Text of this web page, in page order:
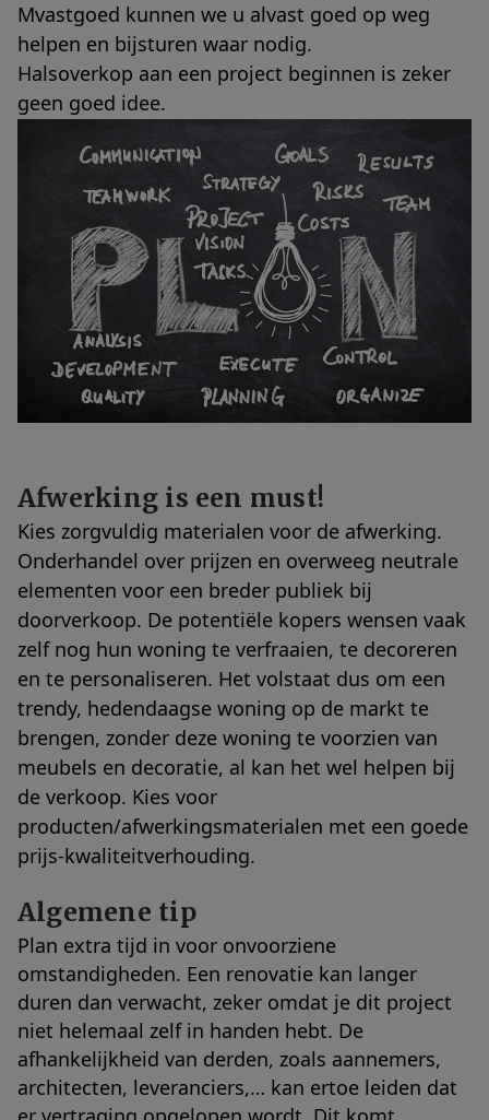
Mvastgoed kunnen we u alvast goed op weg
helpen en bijsturen waar nodig.
Halsoverkop aan een project beginnen is zeker
geen goed idee.
Afwerking is een must!
Kies zorgvuldig materialen voor de afwerking.
Onderhandel over prijzen en overweeg neutrale
elementen voor een breder publiek bij
doorverkoop. De potentiële kopers wensen vaak
zelf nog hun woning te verfraaien, te decoreren
en te personaliseren. Het volstaat dus om een
trendy, hedendaagse woning op de markt te
brengen, zonder deze woning te voorzien van
meubels en decoratie, al kan het wel helpen bij
de verkoop. Kies voor
producten/afwerkingsmaterialen met een goede
prijs-kwaliteitverhouding.
Algemene tip
Plan extra tijd in voor onvoorziene
omstandigheden. Een renovatie kan langer
duren dan verwacht, zeker omdat je dit project
niet helemaal zelf in handen hebt. De
afhankelijkheid van derden, zoals aannemers,
architecten, leveranciers,… kan ertoe leiden dat